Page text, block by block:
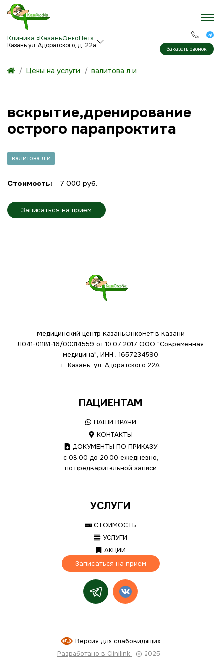
Клиника «КазаньОнкоНет»
Казань ул. Адоратского, д. 22а Заказать звонок
Цены на услуги валитова л и
вскрытие,дренирование
острого парапроктита
валитова л и
Стоимость: 7 000 руб.
Записаться на прием
Медицинский центр КазаньОнкоНет в Казани
Л041-01181-16/00314559 от 10.07.2017 ООО "Современная
медицина", ИНН : 1657234590
г. Казань, ул. Адоратского 22А
ПАЦИЕНТАМ
НАШИ ВРАЧИ
КОНТАКТЫ
ДОКУМЕНТЫ ПО ПРИКАЗУ
с 08.00 до 20.00 ежедневно,
по предварительной записи
УСЛУГИ
СТОИМОСТЬ
УСЛУГИ
АКЦИИ
Записаться на прием
Версия для слабовидящих
Разработано в Clinilink
© 2025